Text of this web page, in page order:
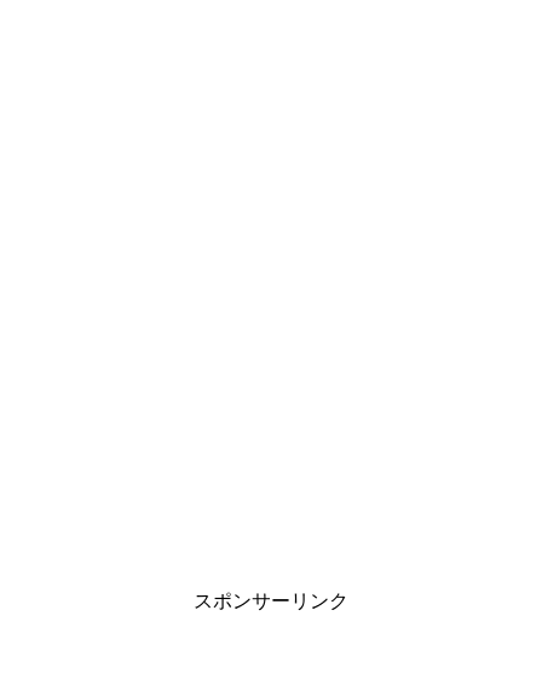
スポンサーリンク